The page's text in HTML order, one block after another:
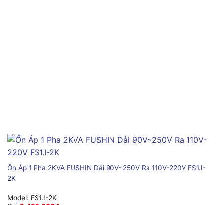
Ổn Áp 1 Pha 2KVA FUSHIN Dải 90V~250V Ra 110V-220V FS1.I-
2K
Model: FS1.I-2K